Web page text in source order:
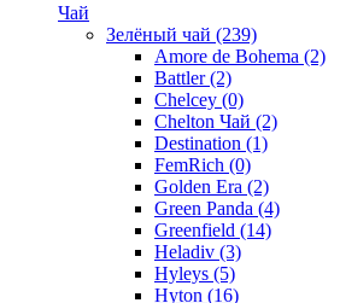
Чай
Зелёный чай (239)
Amore de Bohema (2)
Battler(2)
Chelcey (0)
Chelton Чай (2)
Destination (1)
FemRich (0)
Golden Era (2)
Green Panda (4)
Greenfield (14)
Heladiv (3)
Hyleys (5)
Hyton (16)